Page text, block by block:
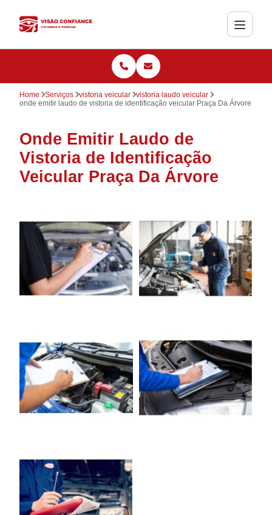
Home Serviços vistoria veicular
vistoria laudo veicular
onde emitir laudo de vistoria de identificação veicular Praça Da Árvore
Onde Emitir Laudo de
Vistoria de Identificação
Veicular Praça Da Árvore